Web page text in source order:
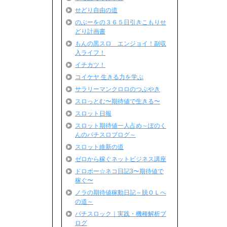
せどり自由の道
のぶーをの３６５日引きこもりせ
どり計画書
もんの黒スロ エンジョイ！副収
入ライフ！
イチカツ！
コイケヤ 生きる力を学ぶ
サラリーマンクロロのつぶやき
スロっとむ〜期待値で生きる〜
スロット日報
スロット期待値一人占め～ぽのく
んのパチスロブログ～
スロット維新の道
ゼロから稼ぐネットビジネス講座
ドロボー☆ネコ日記3〜期待値で
稼ぐ〜
ノラの期待値稼動日記～脱ＯＬへ
の道～
パチスロック｜実践・機種解析ブ
ログ